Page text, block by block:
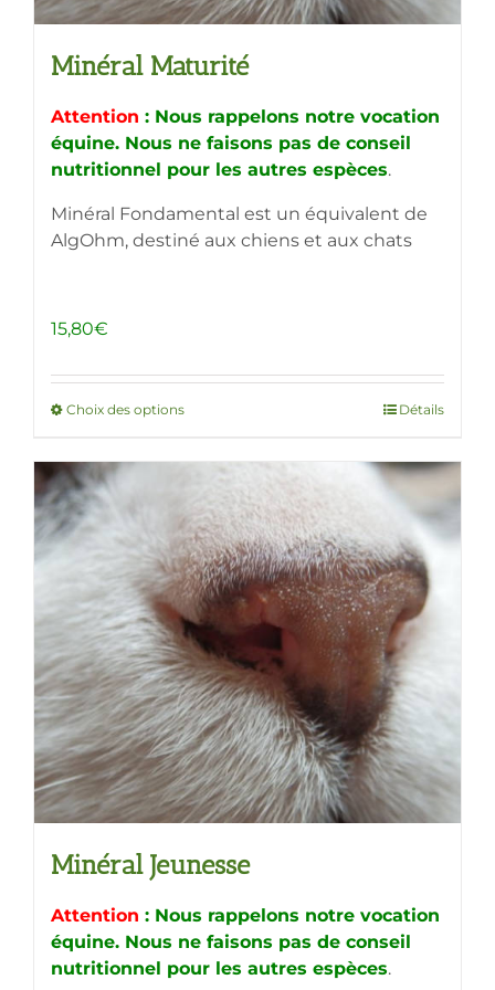
Minéral Maturité
Attention : Nous rappelons notre vocation
équine. Nous ne faisons pas de conseil
nutritionnel pour les autres espèces.
Minéral Fondamental est un équivalent de
AlgOhm, destiné aux chiens et aux chats
15,80€
Choix des optionsCe
a
plusieurs
variations.
Les
options
peuvent
être
choisies
sur
la
page
du
produit
Détails
Minéral Jeunesse
Attention : Nous rappelons notre vocation
équine. Nous ne faisons pas de conseil
nutritionnel pour les autres espèces.